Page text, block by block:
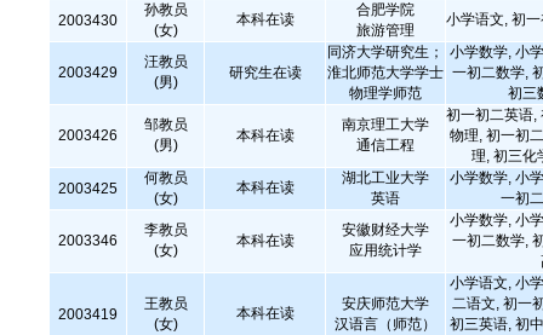
2003430
孙教员
(女)
本科在读
合肥学院
旅游管理
小学语文, 初
2003429
汪教员
(男)
研究生在读
同济大学研究生；
淮北师范大学学士
物理学师范
小学数学, 小
一初二数学,
初三
2003426
邹教员
(男)
本科在读
南京理工大学
通信工程
初一初二英语,
物理, 初一初
理, 初三化
2003425
何教员
(女)
本科在读
湖北工业大学
英语
小学数学, 小
一初
2003346
李教员
(女)
本科在读
安徽财经大学
应用统计学
小学数学, 小
一初二数学,
2003419
王教员
(女)
本科在读
安庆师范大学
汉语言（师范）
小学语文, 小
二语文, 初一
初三英语, 初